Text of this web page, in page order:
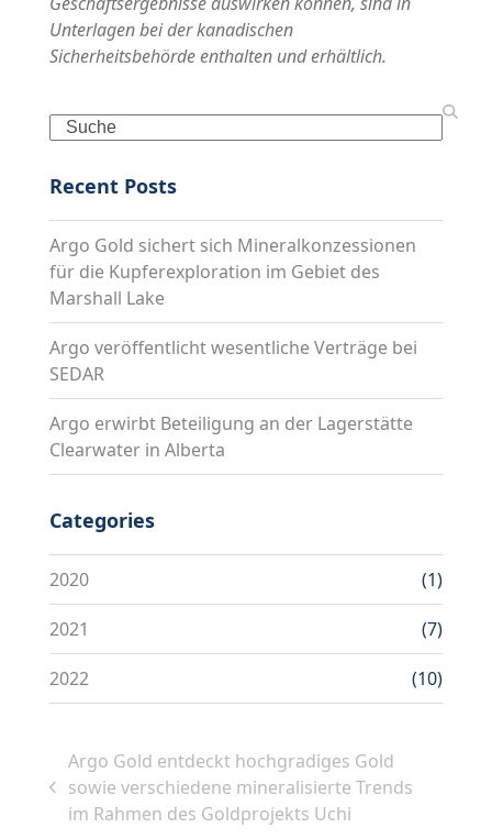
Unterlagen bei der kanadischen
Sicherheitsbehörde enthalten und erhältlich.
Search
Recent Posts
Argo Gold sichert sich Mineralkonzessionen
für die Kupferexploration im Gebiet des
Marshall Lake
Argo veröffentlicht wesentliche Verträge bei
SEDAR
Argo erwirbt Beteiligung an der Lagerstätte
Clearwater in Alberta
Categories
2020 (1)
2021 (7)
2022 (10)
vorheriger
Beitrag:
Argo Gold entdeckt hochgradiges Gold
sowie verschiedene mineralisierte Trends
im Rahmen des Goldprojekts Uchi